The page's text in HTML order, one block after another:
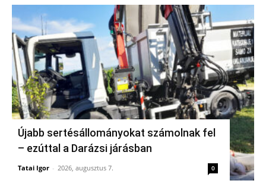
Újabb sertésállományokat számolnak fel
– ezúttal a Darázsi járásban
Tatai Igor - 2026, augusztus 7. 0